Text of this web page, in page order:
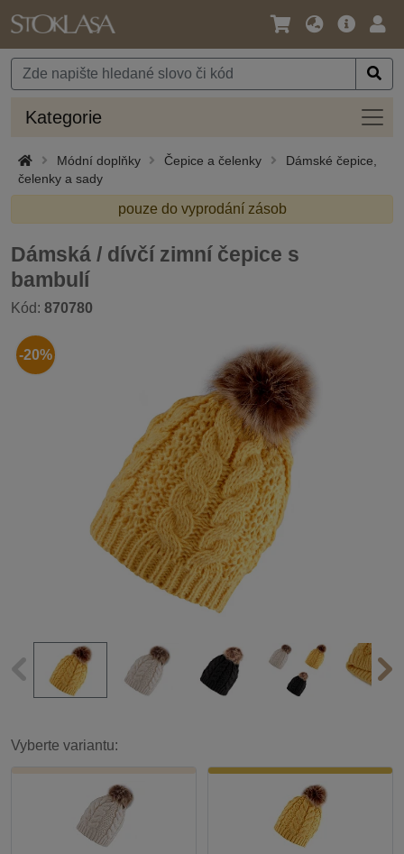
Jazyk
Měna
Hlavní
Kategorie
Módní doplňky Čepice a čelenky
Dámské čepice,
čelenky a sady
pouze do vyprodání zásob
Dámská / dívčí zimní čepice s
bambulí
Kód: 870780
-20%
Vyberte variantu: